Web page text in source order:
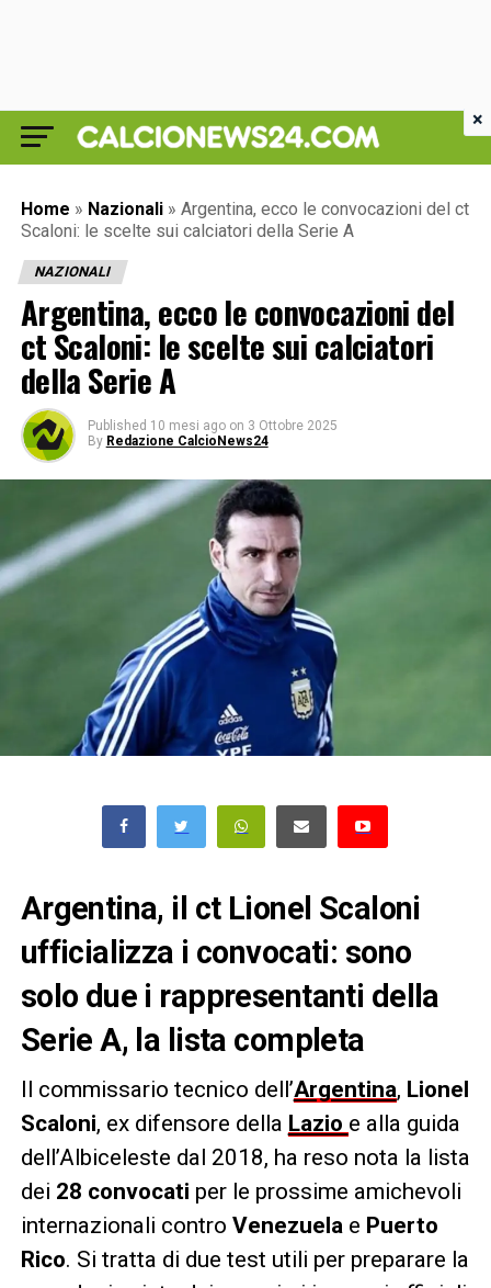
Home » Nazionali » Argentina, ecco le convocazioni del ct
Scaloni: le scelte sui calciatori della Serie A
NAZIONALI
Argentina, ecco le convocazioni del
ct Scaloni: le scelte sui calciatori
della Serie A
Published 10 mesi ago on 3 Ottobre 2025
By Redazione CalcioNews24
Argentina, il ct Lionel Scaloni
ufficializza i convocati: sono
solo due i rappresentanti della
Serie A, la lista completa
Il commissario tecnico dell’Argentina, Lionel
Scaloni, ex difensore della Lazio e alla guida
dell’Albiceleste dal 2018, ha reso nota la lista
dei 28 convocati per le prossime amichevoli
internazionali contro Venezuela e Puerto
Rico. Si tratta di due test utili per preparare la
×